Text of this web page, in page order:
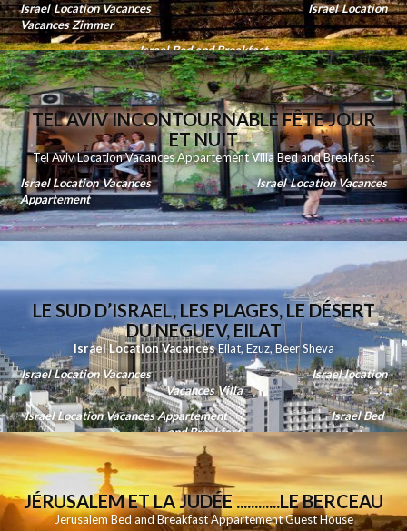
Israel Location Vacances
Israel Location
Vacances Zimmer
Israel Bed and Breakfast
TEL AVIV INCONTOURNABLE FÊTE JOUR
ET NUIT
Tel Aviv Location Vacances Appartement Villa Bed and Breakfast
Israel Location Vacances
Israel Location Vacances
Appartement
LE SUD D’ISRAEL, LES PLAGES, LE DÉSERT
DU NEGUEV, EILAT
Israel Location VacancesEilat, Ezuz, Beer Sheva
Israel Location Vacances
Israel location
Vacances Villa
Israel Location Vacances Appartement
Israel Bed
and Breakfast
JÉRUSALEM ET LA JUDÉE ............LE BERCEAU
Jerusalem Bed and Breakfast Appartement Guest House